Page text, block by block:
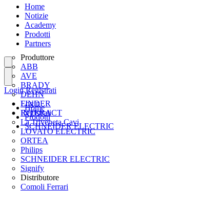
Home
Notizie
Academy
Prodotti
Partners
Produttore
ABB
AVE
BRADY
DEHN
FINDER
INTERACT
La Triveneta Cavi
LOVATO ELECTRIC
ORTEA
Philips
SCHNEIDER ELECTRIC
Signify
Distributore
Comoli Ferrari
Login
Registrati
Login Registrati
Home
Prodotti
SCHNEIDER ELECTRIC